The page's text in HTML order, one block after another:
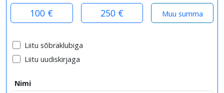
100 € 250 €
Liitu sõbraklubiga
Liitu uudiskirjaga
Nimi